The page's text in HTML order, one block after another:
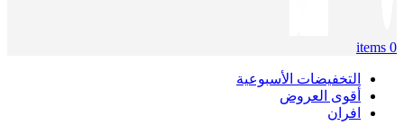
0
items
التخفيضات الأسبوعية
أقوى العروض
افران